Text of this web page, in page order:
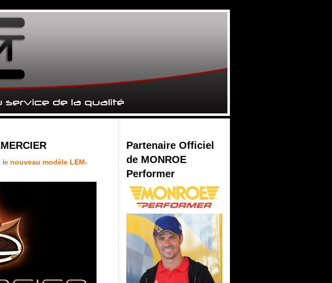
le nouveau modèle LEM-
Partenaire Officiel
de MONROE
Performer